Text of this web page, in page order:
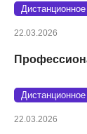
22.03.2026
22.03.2026